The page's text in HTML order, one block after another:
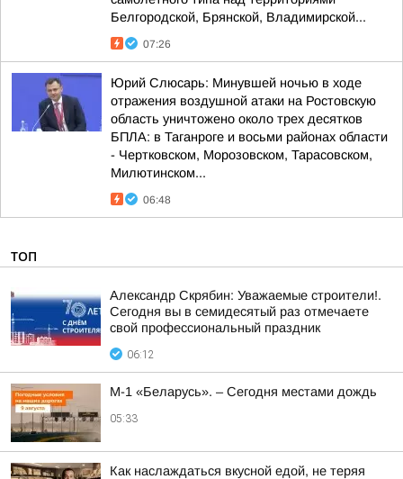
Белгородской, Брянской, Владимирской...
07:26
Юрий Слюсарь: Минувшей ночью в ходе
отражения воздушной атаки на Ростовскую
область уничтожено около трех десятков
БПЛА: в Таганроге и восьми районах области
- Чертковском, Морозовском, Тарасовском,
Милютинском...
06:48
ТОП
Александр Скрябин: Уважаемые строители!.
Сегодня вы в семидесятый раз отмечаете
свой профессиональный праздник
06:12
М-1 «Беларусь». – Сегодня местами дождь
05:33
Как наслаждаться вкусной едой, не теряя